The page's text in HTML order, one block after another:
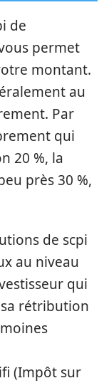
de
permet
montant.
au
Par
qui
20 %, la
près 30 %,
de scpi
au niveau
qui
rétribution
(Impôt sur